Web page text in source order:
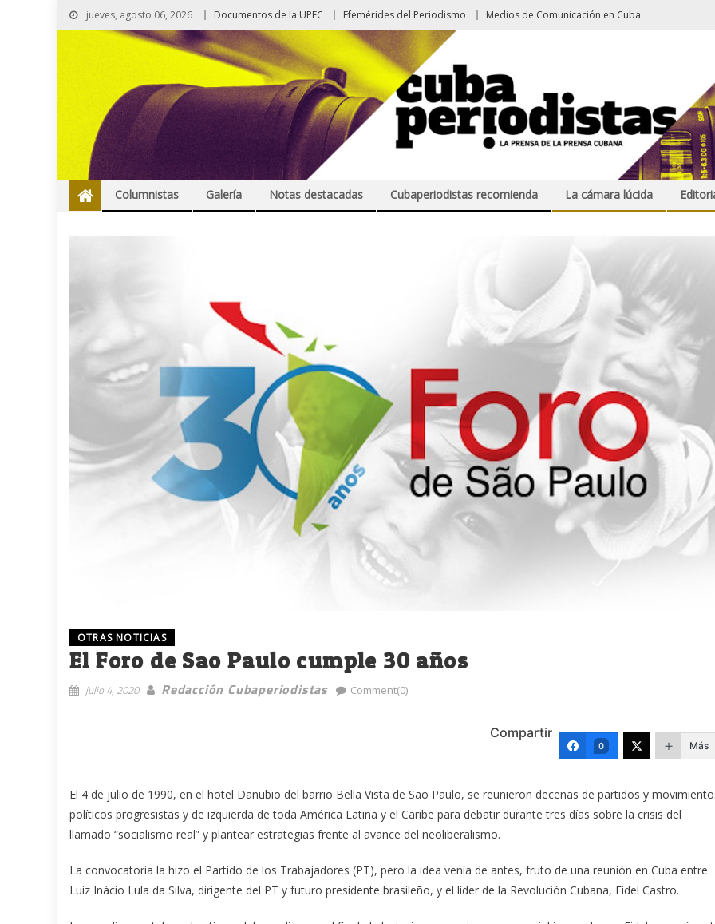
jueves, agosto 06, 2026 Documentos de la UPEC Efemérides del Periodismo Medios de Comunicación en Cuba
Columnistas Galería Notas destacadas Cubaperiodistas recomienda La cámara lúcida
OTRAS NOTICIAS
El Foro de Sao Paulo cumple 30 años
julio 4, 2020 Redacción Cubaperiodistas Comment(0)
Compartir
0 Más
El 4 de julio de 1990, en el hotel Danubio del barrio Bella Vista de Sao Paulo, se reunieron decenas de partidos y
políticos progresistas y de izquierda de toda América Latina y el Caribe para debatir durante tres días sobre la crisis del
llamado “socialismo real” y plantear estrategias frente al avance del neoliberalismo.
La convocatoria la hizo el Partido de los Trabajadores (PT), pero la idea venía de antes, fruto de una reunión en Cuba entre
Luiz Inácio Lula da Silva, dirigente del PT y futuro presidente brasileño, y el líder de la Revolución Cubana, Fidel Castro.